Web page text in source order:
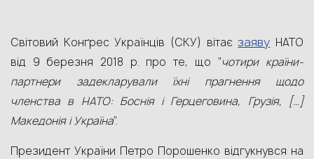
Світовий Конґрес Українців (СКУ) вітаєзаяву НАТО
від 9 березня 2018 р. про те, що “чотири країни-
партнери задекларували їхні прагнення щодо
членства в НАТО: Боснія і Герцеговина, Грузія, […]
Македонія і Україна”.
Президент України Петро Порошенко відгукнувся на